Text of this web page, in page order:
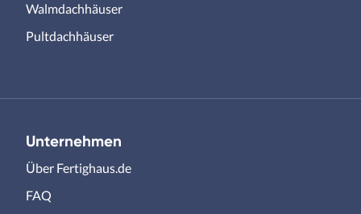
Walmdachhäuser
Pultdachhäuser
Unternehmen
Über Fertighaus.de
FAQ